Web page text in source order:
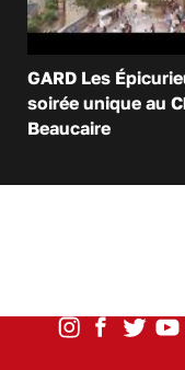
GARD Les
soirée unique au
Beaucaire